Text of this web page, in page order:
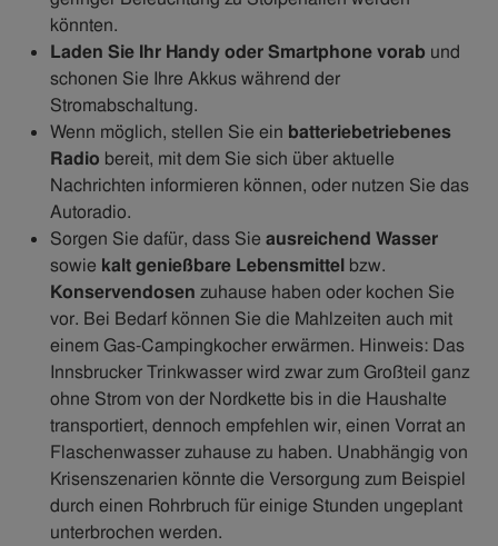
könnten.
Laden Sie Ihr Handy oder Smartphone vorab und
schonen Sie Ihre Akkus während der
Stromabschaltung.
Wenn möglich, stellen Sie ein batteriebetriebenes
Radio bereit, mit dem Sie sich über aktuelle
Nachrichten informieren können, oder nutzen Sie das
Autoradio.
Sorgen Sie dafür, dass Sie ausreichend Wasser
sowie kalt genießbare Lebensmittel bzw.
Konservendosen zuhause haben oder kochen Sie
vor. Bei Bedarf können Sie die Mahlzeiten auch mit
einem Gas-Campingkocher erwärmen. Hinweis: Das
Innsbrucker Trinkwasser wird zwar zum Großteil ganz
ohne Strom von der Nordkette bis in die Haushalte
transportiert, dennoch empfehlen wir, einen Vorrat an
Flaschenwasser zuhause zu haben. Unabhängig von
Krisenszenarien könnte die Versorgung zum Beispiel
durch einen Rohrbruch für einige Stunden ungeplant
unterbrochen werden.